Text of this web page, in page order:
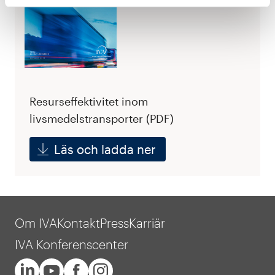
Resurseffektivitet inom
livsmedelstransporter (PDF)
Läs och ladda ner
Om IVAKontaktPressKarriär
IVA Konferenscenter